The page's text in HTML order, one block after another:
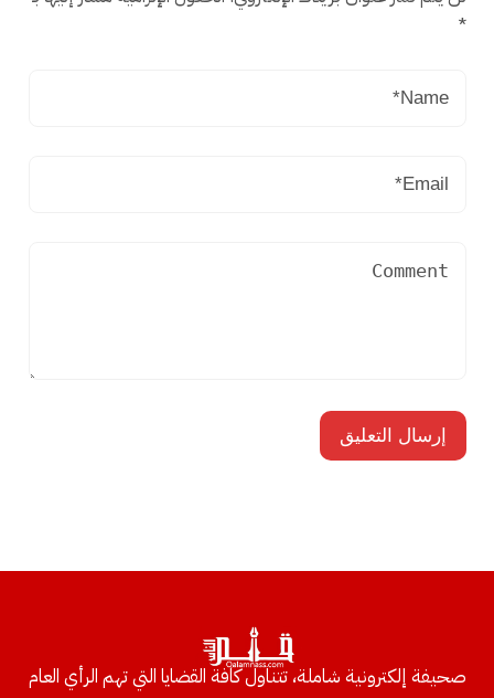
*
صحيفة إلكترونية شاملة، تتناول كافة القضايا التي تهم الرأي العام